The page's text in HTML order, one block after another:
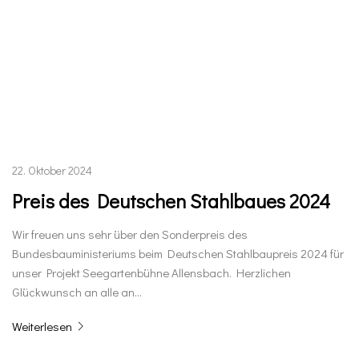
22. Oktober 2024
Preis des Deutschen Stahlbaues 2024
Wir freuen uns sehr über den Sonderpreis des
Bundesbauministeriums beim Deutschen Stahlbaupreis 2024 für
unser Projekt Seegartenbühne Allensbach. Herzlichen
Glückwunsch an alle an…
Weiterlesen